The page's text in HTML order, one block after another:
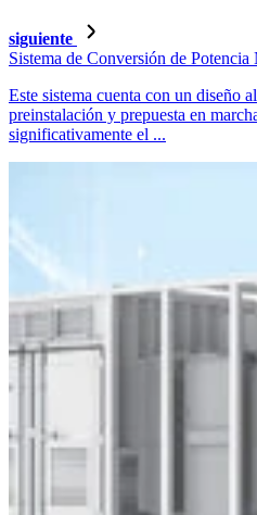
siguiente
Sistema de Conversión de
Este sistema cuenta con un diseño
preinstalación y prepuesta en
significativamente el ...